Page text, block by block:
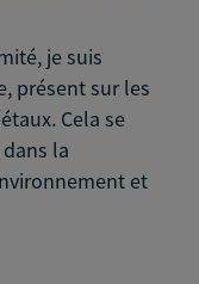
je suis
présent sur les
Cela se
la
et